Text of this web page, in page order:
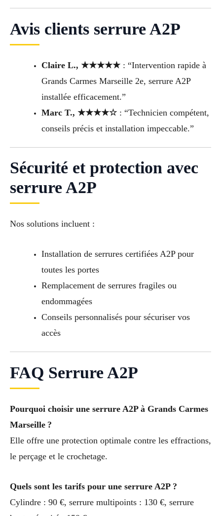
Avis clients serrure A2P
Claire L., ★★★★★: “Intervention rapide à
Grands Carmes Marseille 2e, serrure A2P
installée efficacement.”
Marc T., ★★★★☆: “Technicien compétent,
conseils précis et installation impeccable.”
Sécurité et protection avec
serrure A2P
Nos solutions incluent :
Installation de serrures certifiées A2P pour
toutes les portes
Remplacement de serrures fragiles ou
endommagées
Conseils personnalisés pour sécuriser vos
accès
FAQ Serrure A2P
Pourquoi choisir une serrure A2P à Grands Carmes
Marseille ?
Elle offre une protection optimale contre les effractions,
le perçage et le crochetage.
Quels sont les tarifs pour une serrure A2P ?
Cylindre : 90 €, serrure multipoints : 130 €, serrure